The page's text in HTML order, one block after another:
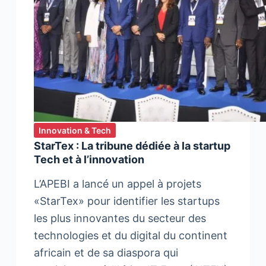
Innovation & Tech
StarTex : La tribune dédiée à la startup
Tech et à l’innovation
L’APEBI a lancé un appel à projets
«StarTex» pour identifier les startups
les plus innovantes du secteur des
technologies et du digital du continent
africain et de sa diaspora qui